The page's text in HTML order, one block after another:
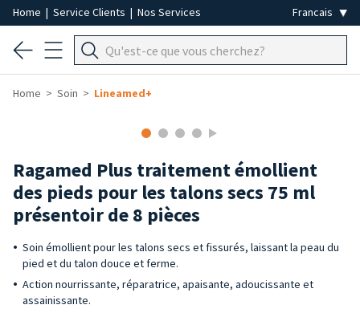
Home | Service Clients | Nos Services
Home Soin Lineamed+
Ragamed Plus traitement émollient
des pieds pour les talons secs 75 ml
présentoir de 8 pièces
Soin émollient pour les talons secs et fissurés, laissant la peau du
pied et du talon douce et ferme.
Action nourrissante, réparatrice, apaisante, adoucissante et
assainissante.